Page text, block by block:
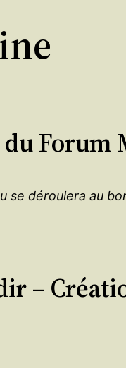
Forum
se déroulera au
–